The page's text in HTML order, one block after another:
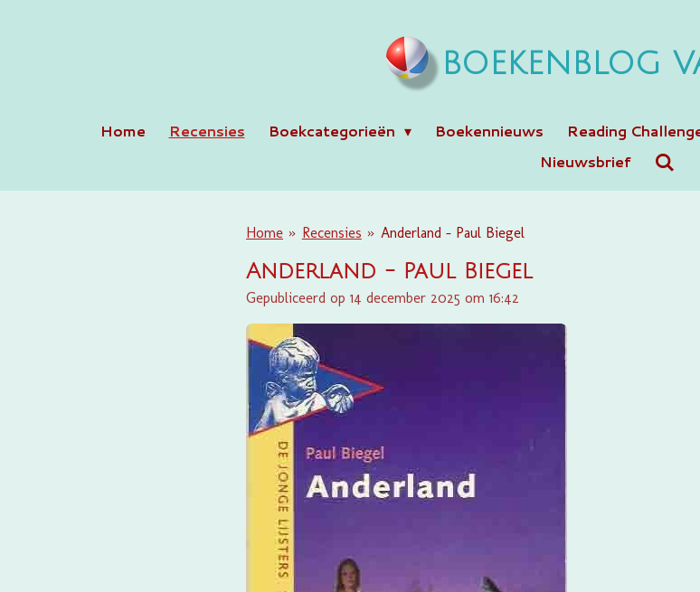
BOEKENBLOG
Home Recensies Boekcategorieën Boekennieuws Reading
Nieuwsbrief
Home » Recensies » Anderland - Paul Biegel
Anderland - Paul Biegel
Gepubliceerd op 14 december 2025 om 16:42